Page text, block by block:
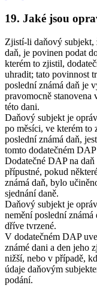
19. Jaké jsou
Zjistí-li daňový subjekt,
daň, je povinen podat
kterém to zjistil,
uhradit; tato povinnost
poslední známá daň je
pravomocně stanovena
této dani.
Daňový subjekt je
po měsíci, ve kterém to
poslední známá daň,
tomto dodatečném
Dodatečné DAP na
přípustné, pokud
známá daň, bylo
sjednání daně.
Daňový subjekt je
nemění poslední
dříve tvrzené.
V dodatečném DAP
známé dani a den jeho
nižší, nebo v případě,
údaje daňovým
podání.